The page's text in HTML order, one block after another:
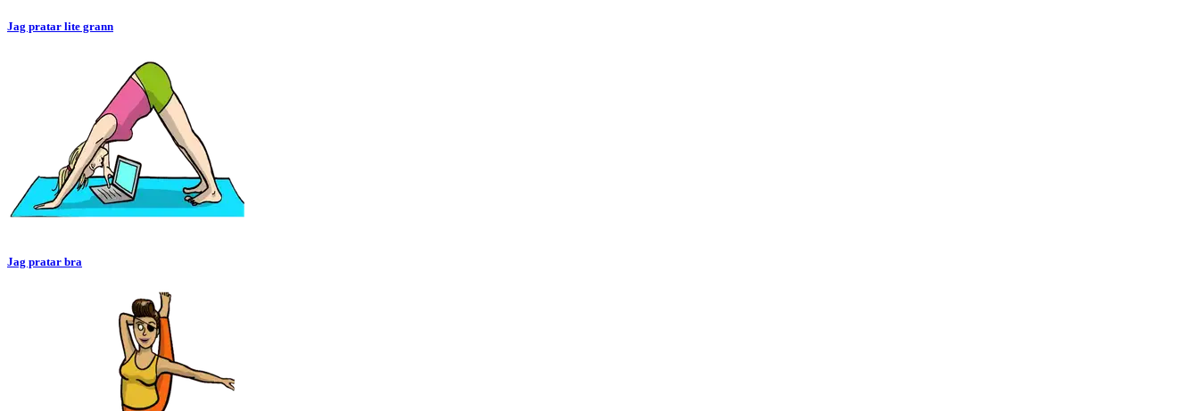
Jag pratar lite grann
Jag pratar bra